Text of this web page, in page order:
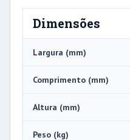
Dimensões
Largura (mm)
Comprimento (mm)
Altura (mm)
Peso (kg)